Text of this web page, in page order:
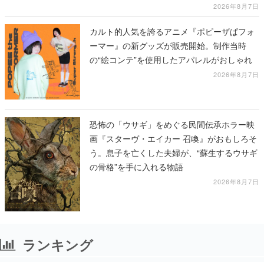
2026年8月7日
カルト的人気を誇るアニメ『ポピーザぱフォ
ーマー』の新グッズが販売開始。制作当時
の“絵コンテ”を使用したアパレルがおしゃれ
2026年8月7日
恐怖の「ウサギ」をめぐる民間伝承ホラー映
画『スターヴ・エイカー 召喚』がおもしろそ
う。息子を亡くした夫婦が、“蘇生するウサギ
の骨格”を手に入れる物語
2026年8月7日
ランキング